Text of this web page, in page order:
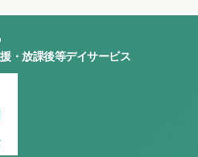
・放課後等デイサービス